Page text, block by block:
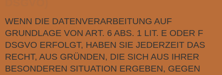
WENN DIE DATENVERARBEITUNG AUF
GRUNDLAGE VON ART. 6 ABS. 1 LIT. E ODER F
DSGVO ERFOLGT, HABEN SIE JEDERZEIT DAS
RECHT, AUS GRÜNDEN, DIE SICH AUS IHRER
BESONDEREN SITUATION ERGEBEN, GEGEN